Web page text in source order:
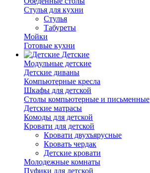
Стулья для кухни
Cтулья
Табуреты
Мойки
Готовые кухни
Детские
Модульные детские
Детские диваны
Компьютерные кресла
Шкафы для детской
Столы компьютерные и письменные
Детские матрасы
Комоды для детской
Кровати для детской
Кровати двухъярусные
Кровать чердак
Детские кровати
Молодежные комнаты
Пуфики для детской